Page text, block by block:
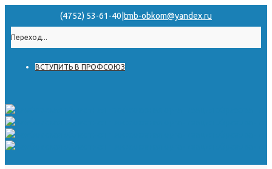
(4752) 53-61-40 tmb-obkom@yandex.ru
Переход...
ВСТУПИТЬ В ПРОФСОЮЗ